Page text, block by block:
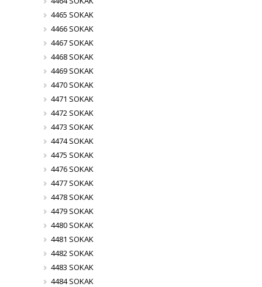
4465 SOKAK
4466 SOKAK
4467 SOKAK
4468 SOKAK
4469 SOKAK
4470 SOKAK
4471 SOKAK
4472 SOKAK
4473 SOKAK
4474 SOKAK
4475 SOKAK
4476 SOKAK
4477 SOKAK
4478 SOKAK
4479 SOKAK
4480 SOKAK
4481 SOKAK
4482 SOKAK
4483 SOKAK
4484 SOKAK